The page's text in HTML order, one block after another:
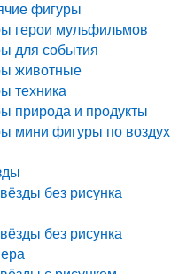
фигуры
герои мульфильмов
для события
животные
техника
природа и продукты
мини фигуры по воздух
без рисунка
без рисунка